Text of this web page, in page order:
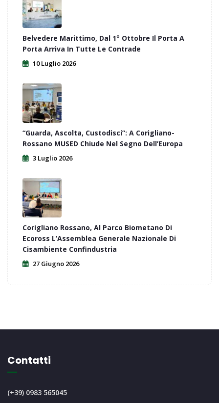
Belvedere Marittimo, Dal 1° Ottobre Il Porta A
Porta Arriva In Tutte Le Contrade
10 Luglio 2026
“Guarda, Ascolta, Custodisci”: A Corigliano-
Rossano MUSED Chiude Nel Segno Dell’Europa
3 Luglio 2026
Corigliano Rossano, Al Parco Biometano Di
Ecoross L’Assemblea Generale Nazionale Di
Cisambiente Confindustria
27 Giugno 2026
Contatti
(+39) 0983 565045